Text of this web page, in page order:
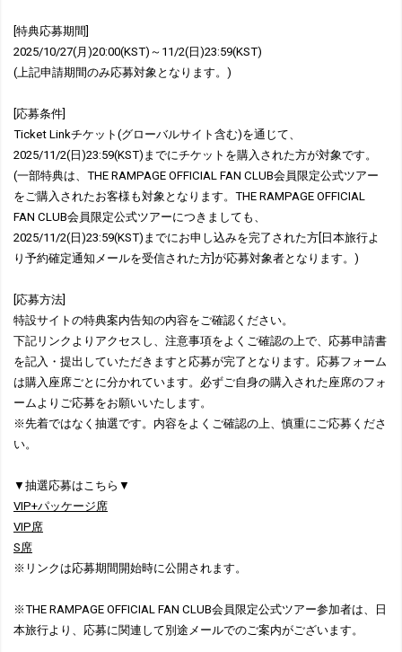
[特典応募期間]
2025/10/27(月)20:00(KST)～11/2(日)23:59(KST)
(上記申請期間のみ応募対象となります。)
[応募条件]
Ticket Linkチケット(グローバルサイト含む)を通じて、
2025/11/2(日)23:59(KST)までにチケットを購入された方が対象です。
(一部特典は、THE RAMPAGE OFFICIAL FAN CLUB会員限定公式ツアー
をご購入されたお客様も対象となります。THE RAMPAGE OFFICIAL
FAN CLUB会員限定公式ツアーにつきましても、
2025/11/2(日)23:59(KST)までにお申し込みを完了された方[日本旅行よ
り予約確定通知メールを受信された方]が応募対象者となります。)
[応募方法]
特設サイトの特典案内告知の内容をご確認ください。
下記リンクよりアクセスし、注意事項をよくご確認の上で、応募申請書
を記入・提出していただきますと応募が完了となります。応募フォーム
は購入座席ごとに分かれています。必ずご自身の購入された座席のフォ
ームよりご応募をお願いいたします。
※先着ではなく抽選です。内容をよくご確認の上、慎重にご応募くださ
い。
▼抽選応募はこちら▼
VIP+パッケージ席
VIP席
S席
※リンクは応募期間開始時に公開されます。
※THE RAMPAGE OFFICIAL FAN CLUB会員限定公式ツアー参加者は、日
本旅行より、応募に関連して別途メールでのご案内がございます。